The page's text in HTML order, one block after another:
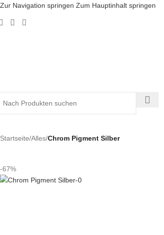
Zur Navigation springen Zum Hauptinhalt springen
Startseite/Alles/Chrom Pigment Silber
-67%